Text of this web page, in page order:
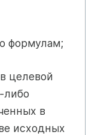
формулам;
целевой
либо
в
исходных